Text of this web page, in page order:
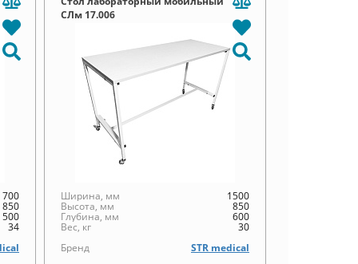
700
850
500
34
СЛм 17.006
Ширина, мм 1500
Высота, мм 850
Глубина, мм 600
Вес, кг
30
Бренд
STR medical